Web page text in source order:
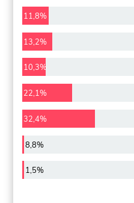
11,8%
13,2%
10,3%
22,1%
32,4%
8,8%
1,5%